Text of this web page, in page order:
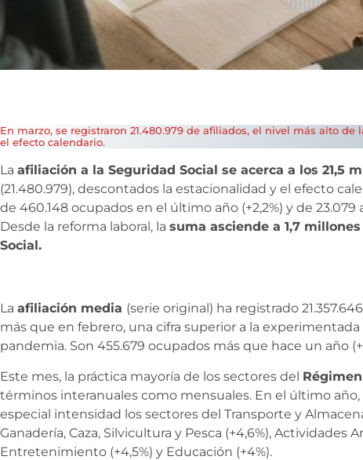
En marzo, se registraron 21.480.979 de afiliados, el nivel más alto
el efecto calendario.
La afiliación a la Seguridad Social se acerca a los 21,5
(21.480.979), descontados la estacionalidad y el efecto
de 460.148 ocupados en el último año (+2,2%) y de
Desde la reforma laboral, la suma asciende a 1,7
Social.
La afiliación media (serie original) ha registrado
más que en febrero, una cifra superior a la experimentada
pandemia. Son 455.679 ocupados más que hace un año
Este mes, la práctica mayoría de los sectores del
términos interanuales como mensuales. En el último
especial intensidad los sectores del Transporte y
Ganadería, Caza, Silvicultura y Pesca (+4,6%), Actividades
Entretenimiento (+4,5%) y Educación (+4%).